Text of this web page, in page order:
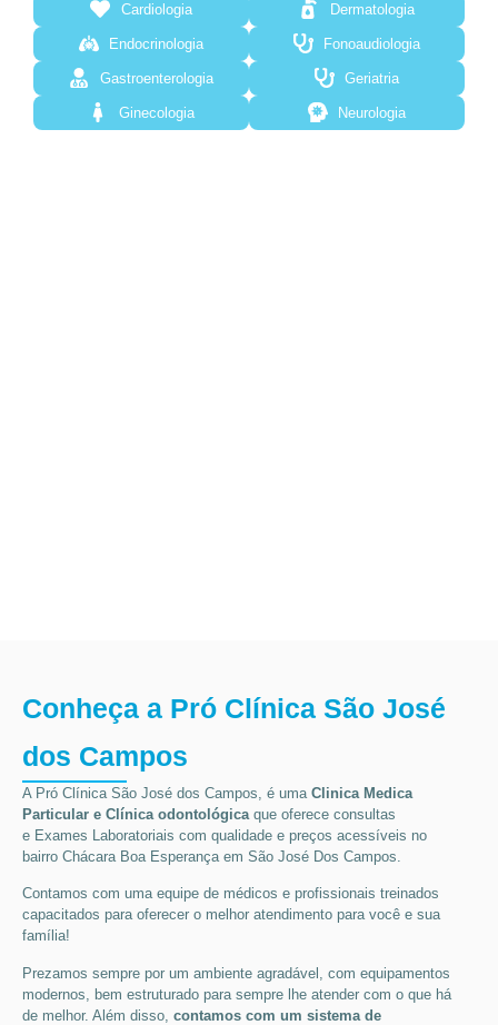
Cardiologia Dermatologia
Endocrinologia Fonoaudiologia
Gastroenterologia Geriatria
Ginecologia Neurologia
Conheça a Pró Clínica São José
dos Campos
A Pró Clínica São José dos Campos, é uma Clinica Medica
Particular e Clínica odontológicaque oferece consultas
e Exames Laboratoriais com qualidade e preços acessíveis no
bairro Chácara Boa Esperança em São José Dos Campos.
Contamos com uma equipe de médicos e profissionais treinados
capacitados para oferecer o melhor atendimento para você e sua
família!
Prezamos sempre por um ambiente agradável, com equipamentos
modernos, bem estruturado para sempre lhe atender com o que há
de melhor. Além disso, contamos com um sistema de